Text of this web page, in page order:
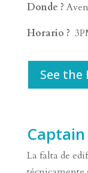
Donde ?
Horario ?
See the
Captain
La falta de